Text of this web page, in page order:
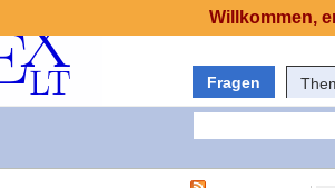
Fragen
Willkommen,